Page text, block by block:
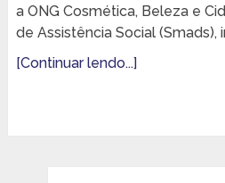
a ONG Cosmética, Beleza e
de Assistência Social (Smads),
[Continuar lendo...]